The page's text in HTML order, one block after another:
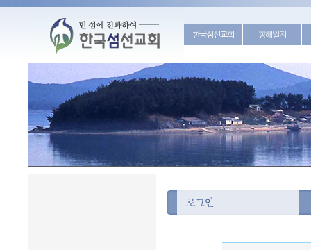
한국섬선교회 항해일지